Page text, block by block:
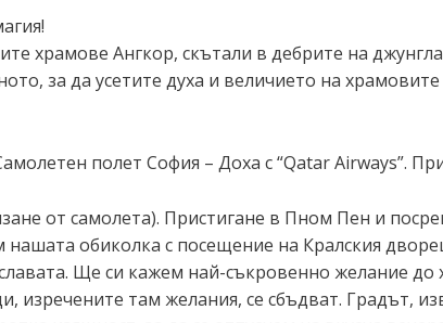
храмове Ангкор, скътали в дебрите на
за да усетите духа и величието на
полет София – Доха с “Qatar Airways”.
от самолета). Пристигане в Пном Пен и
обиколка с посещение на Кралския
Ще си кажем най-съкровенно желание
там желания, се сбъдват. Градът,